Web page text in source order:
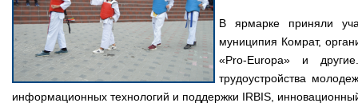
В ярмарке приняли
муниципия Комрат,
«Pro-Europa» и
трудоустройства
информационных технологий и поддержки IRBIS,